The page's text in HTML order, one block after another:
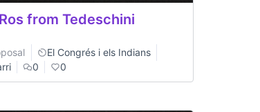
from Tedeschini
El Congrés i els Indians
0 0